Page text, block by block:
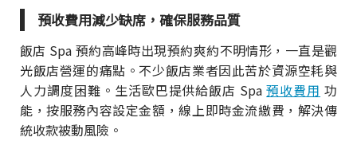
預收費用減少缺席，確保服務品質
飯店 Spa 預約高峰時出現預約爽約不明情形，一直是觀
光飯店營運的痛點。不少飯店業者因此苦於資源空耗與
人力調度困難。生活歐巴提供給飯店 Spa預收費用 功
能，按服務內容設定金額，線上即時金流繳費，解決傳
統收款被動風險。